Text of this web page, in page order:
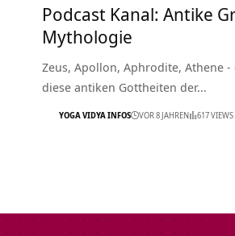
Podcast Kanal: Antike
Mythologie
Zeus, Apollon, Aphrodite, Athene -
diese antiken Gottheiten der…
YOGA VIDYA INFOS VOR 8 JAHREN 617 VIEWS